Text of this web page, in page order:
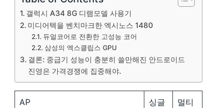
갤럭시 A34 8G 디램모델 사용기
미디어텍을 벤치마크한 엑시노스 1480
듀얼코어로 전환한 고성능 코어
삼성의 엑스클립스 GPU
결론: 중급기 성능이 충분히 쓸만해진 안드로이드
진영은 가격경쟁에 집중해야.
AP 싱글 멀티